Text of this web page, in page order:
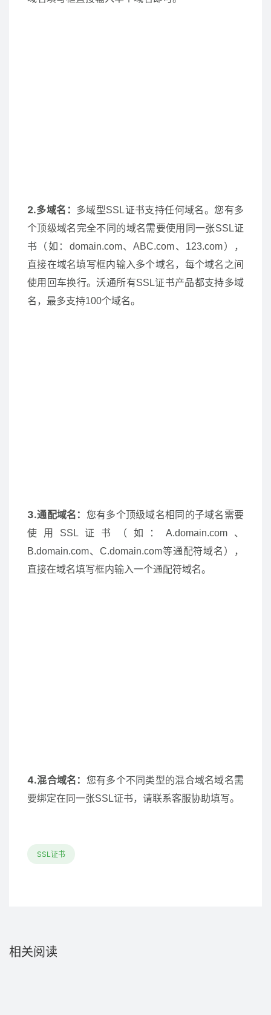
2.多域名：
多域型SSL证书支持任何域名。您有多
个顶级域名完全不同的域名需要使用同一张SSL证
书（如：domain.com、ABC.com、123.com），
直接在域名填写框内输入多个域名，每个域名之间
使用回车换行。沃通所有SSL证书产品都支持多域
名，最多支持100个域名。
3.通配域名：
您有多个顶级域名相同的子域名需要
使用SSL证书（如：A.domain.com、
B.domain.com、C.domain.com等通配符域名），
直接在域名填写框内输入一个通配符域名。
4.混合域名：
您有多个不同类型的混合域名域名需
要绑定在同一张SSL证书，请联系客服协助填写。
SSL证书
相关阅读